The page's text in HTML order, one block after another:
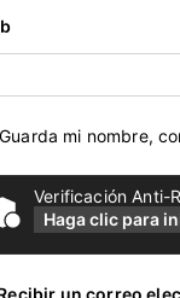
Guarda mi nombre,
Verificación Anti-
Haga clic para
un correo